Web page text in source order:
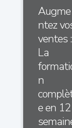
Augme
ntez
ventes :
La
n
e en 12